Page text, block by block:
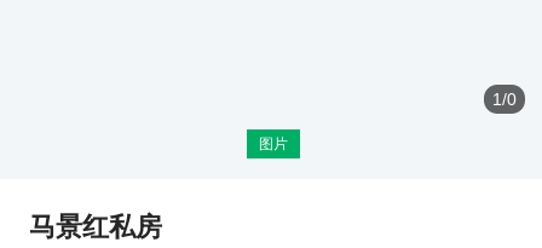
图片
1/0
马景红私房